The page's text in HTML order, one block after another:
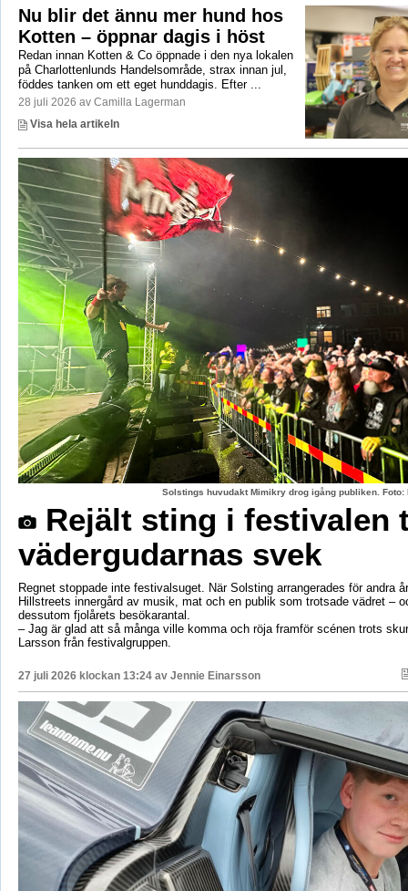
Nu blir det ännu mer hund hos
Kotten – öppnar dagis i höst
Redan innan Kotten & Co öppnade i den nya lokalen
på Charlottenlunds Handelsområde, strax innan jul,
föddes tanken om ett eget hunddagis. Efter ...
28 juli 2026 av Camilla Lagerman
Visa hela artikeln
Solstings huvudakt Mimikry drog igång publiken.
Rejält sting i festivalen
vädergudarnas svek
Regnet stoppade inte festivalsuget. När Solsting arrangerades för andra
Hillstreets innergård av musik, mat och en publik som trotsade vädret –
dessutom fjolårets besökarantal.
– Jag är glad att så många ville komma och röja framför scénen trots
Larsson från festivalgruppen.
27 juli 2026 klockan 13:24 av Jennie Einarsson